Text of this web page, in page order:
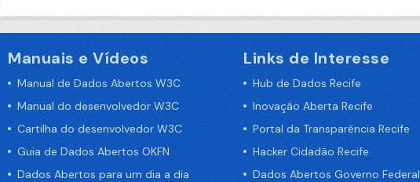
Manuais e Vídeos
Manual de Dados Abertos W3C
Manual do desenvolvedor W3C
Cartilha do desenvolvedor W3C
Guia de Dados Abertos OKFN
Dados Abertos para um dia a dia
Links de Interesse
Hub de Dados Recife
Inovação Aberta Recife
Portal da Transparência Recife
Hacker Cidadão Recife
Dados Abertos Governo Federal